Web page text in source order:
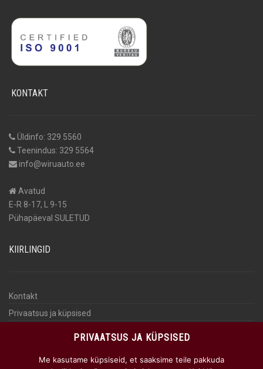
KONTAKT
Üldinfo: 329 5560
Teenindus: 329 5564
info@wiruauto.ee
Avatud
E-R 8-17, L 9-15
Pühapäeval SULETUD
KIIRLINGID
Kontakt
Privaatsus ja küpsised
AUTOMAKS
PRIVAATSUS JA KÜPSISED
Me kasutame küpsiseid, et saaksime teile pakkuda